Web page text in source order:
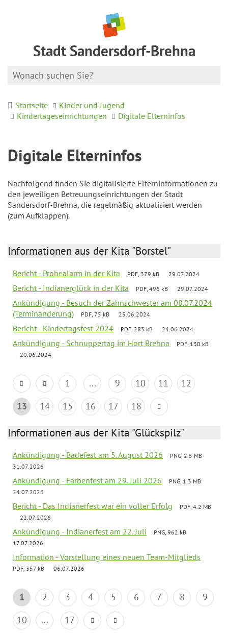
Stadt Sandersdorf-Brehna
Startseite
Kinder und Jugend
Kindertageseinrichtungen
Digitale Elterninfos
Digitale Elterninfos
Nachfolgend finden Sie digitalisierte Elterninformationen zu
den jeweiligen Betreuungseinrichtungen der Stadt
Sandersdorf-Brehna, die regelmäßig aktualisiert werden
(zum Aufklappen).
Informationen aus der Kita "Borstel"
Bericht - Probealarm in der Kita PDF, 379 kB 29.07.2024
Bericht - Indianerglück in der Kita PDF, 496 kB 29.07.2024
Ankündigung - Besuch der Zahnschwester am 08.07.2024
(Terminänderung)
PDF, 75 kB 25.06.2024
Bericht - Kindertagsfest 2024 PDF, 283 kB 24.06.2024
Ankündigung - Schnuppertag im Hort Brehna
PDF, 130 kB
20.06.2024
1 ... 9 10 11
12
13
14 15 16 17 18
Informationen aus der Kita "Glückspilz"
Ankündigung - Badefest am 5. August 2026
PNG, 2.5 MB
31.07.2026
Ankündigung - Farbenfest am 29. Juli 2026
PNG, 1.3 MB
24.07.2026
Bericht - Das Indianerfest war ein voller Erfolg
PDF, 4.2 MB
22.07.2026
Ankündigung - Indianerfest am 22. Juli
PNG, 962 kB
17.07.2026
Information - Vorstellung eines neuen Team-Mitglieds
PDF, 357 kB 06.07.2026
1 2 3 4 5 6 7 8
9
10
... 17